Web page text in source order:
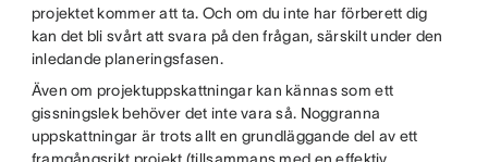
projektet kommer att ta. Och om du inte har förberett dig
kan det bli svårt att svara på den frågan, särskilt under den
inledande planeringsfasen.
Även om projektuppskattningar kan kännas som ett
gissningslek behöver det inte vara så. Noggranna
uppskattningar är trots allt en grundläggande del av ett